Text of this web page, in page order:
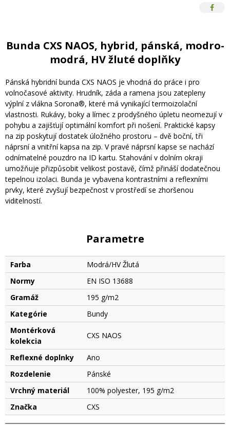
Bunda CXS NAOS, hybrid, pánská, modro-
modrá, HV žluté doplňky
Pánská hybridní bunda CXS NAOS je vhodná do práce i pro
volnočasové aktivity. Hrudník, záda a ramena jsou zatepleny
výplní z vlákna Sorona®, které má vynikající termoizolační
vlastnosti. Rukávy, boky a límec z prodyšného úpletu neomezují v
pohybu a zajišťují optimální komfort při nošení. Praktické kapsy
na zip poskytují dostatek úložného prostoru – dvě boční, tři
náprsní a vnitřní kapsa na zip. V pravé náprsní kapse se nachází
odnímatelné pouzdro na ID kartu. Stahování v dolním okraji
umožňuje přizpůsobit velikost postavě, čímž přináší dodatečnou
tepelnou izolaci. Bunda je vybavena kontrastními a reflexními
prvky, které zvyšují bezpečnost v prostředí se zhoršenou
viditelností.
Parametre
Farba
Modrá/HV Žlutá
Normy
EN ISO 13688
Gramáž
195 g/m2
Kategórie
Bundy
Montérková
kolekcia
CXS NAOS
Reflexné doplnky
Ano
Rozdelenie
Pánské
Vrchný materiál
100% polyester, 195 g/m2
Značka
CXS